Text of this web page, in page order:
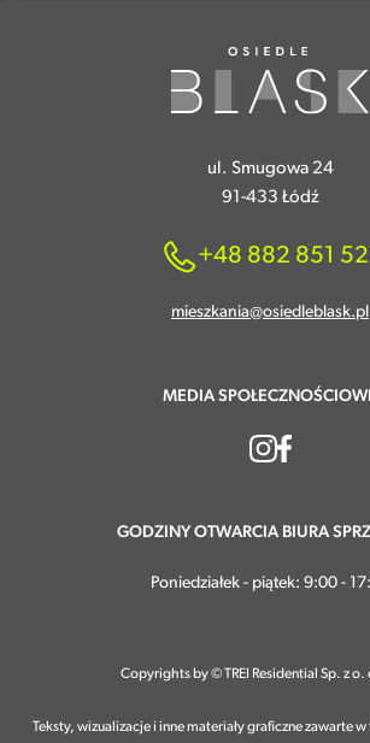
ul. Smugowa 24
91-433 Łódź
+48 882 851
mieszkania@osiedleblask.pl
GODZINY OTWARCIA BIURA
Poniedziałek - piątek: 9:00 -
MEDIA
Copyrights by © TREI Residential Sp. z o.
Teksty, wizualizacje i inne materiały graficzne zawarte